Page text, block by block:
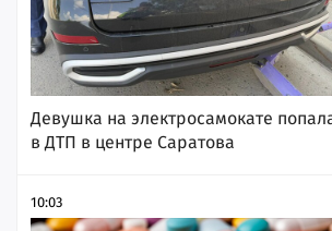
Девушка на электросамокате
в ДТП в центре Саратова
10:03